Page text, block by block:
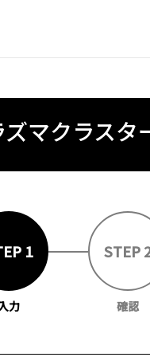
マクラスタ
1
力
STEP
確認